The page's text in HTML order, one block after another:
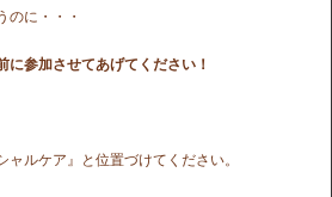
のに・・・
に参加させてあげてください！
ルケア』と位置づけてください。